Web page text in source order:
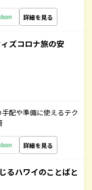
詳細を見る
ズコロナ旅の安
配や準備に使えるテク
詳細を見る
るハワイのことばと